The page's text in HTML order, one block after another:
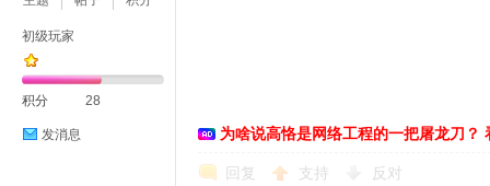
初级玩家
积分 28
发消息 为啥说高恪是网络工程的一把屠龙刀？
回复 支持 反对